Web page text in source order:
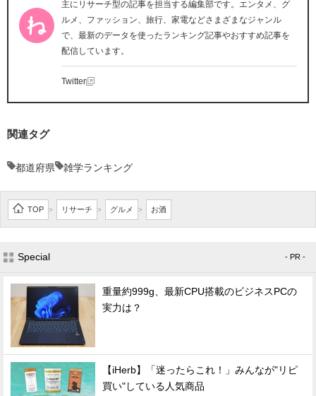
主にリサーチ型の記事を担当する編集部です。エンタメ、グ
ルメ、ファッション、旅行、家電などさまざまなジャンル
で、最新のデータを使ったランキング記事やおすすめ記事を
配信しています。
Twitter
関連タグ
都道府県 雑学ランキング
TOP > リサーチ > グルメ > お酒
Special - PR -
重量約999g、最新CPU搭載のビジネスPCの
実力は？
【iHerb】「迷ったらこれ！」みんなが"リピ
買い"している人気商品